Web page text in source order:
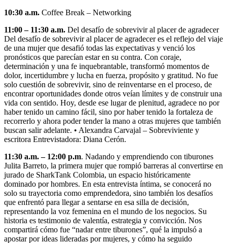
10:30 a.m. Coffee Break – Networking
11:00 – 11:30 a.m. Del desafío de sobrevivir al placer de agradecer
Del desafío de sobrevivir al placer de agradecer es el reflejo del viaje
de una mujer que desafió todas las expectativas y venció los
pronósticos que parecían estar en su contra. Con coraje,
determinación y una fe inquebrantable, transformó momentos de
dolor, incertidumbre y lucha en fuerza, propósito y gratitud. No fue
solo cuestión de sobrevivir, sino de reinventarse en el proceso, de
encontrar oportunidades donde otros veían límites y de construir una
vida con sentido. Hoy, desde ese lugar de plenitud, agradece no por
haber tenido un camino fácil, sino por haber tenido la fortaleza de
recorrerlo y ahora poder tender la mano a otras mujeres que también
buscan salir adelante. • Alexandra Carvajal – Sobreviviente y
escritora Entrevistadora: Diana Cerón.
11:30 a.m. – 12:00 p.m. Nadando y emprendiendo con tiburones
Julita Barreto, la primera mujer que rompió barreras al convertirse en
jurado de SharkTank Colombia, un espacio históricamente
dominado por hombres. En esta entrevista íntima, se conocerá no
solo su trayectoria como emprendedora, sino también los desafíos
que enfrentó para llegar a sentarse en esa silla de decisión,
representando la voz femenina en el mundo de los negocios. Su
historia es testimonio de valentía, estrategia y convicción. Nos
compartirá cómo fue “nadar entre tiburones”, qué la impulsó a
apostar por ideas lideradas por mujeres, y cómo ha seguido